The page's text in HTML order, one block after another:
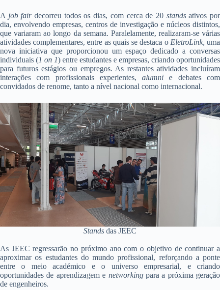
A job fairdecorreu todos os dias, com cerca de 20 standsativos por
dia, envolvendo empresas, centros de investigação e núcleos distintos,
que variaram ao longo da semana. Paralelamente, realizaram-se várias
atividades complementares, entre as quais se destaca o EletroLink, uma
nova iniciativa que proporcionou um espaço dedicado a conversas
individuais (1 on 1) entre estudantes e empresas, criando oportunidades
para futuros estágios ou empregos. As restantes atividades incluíram
interações com profissionais experientes,alumni e debates com
convidados de renome, tanto a nível nacional como internacional.
Stands das JEEC
As JEEC regressarão no próximo ano com o objetivo de continuar a
aproximar os estudantes do mundo profissional, reforçando a ponte
entre o meio académico e o universo empresarial, e criando
oportunidades de aprendizagem e networkingpara a próxima geração
de engenheiros.